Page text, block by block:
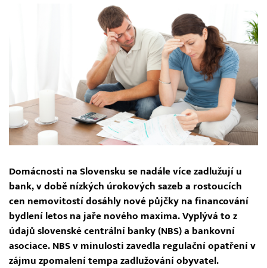
Domácnosti na Slovensku se nadále více zadlužují u
bank, v době nízkých úrokových sazeb a rostoucích
cen nemovitostí dosáhly nové půjčky na financování
bydlení letos na jaře nového maxima. Vyplývá to z
údajů slovenské centrální banky (NBS) a bankovní
asociace. NBS v minulosti zavedla regulační opatření v
zájmu zpomalení tempa zadlužování obyvatel.